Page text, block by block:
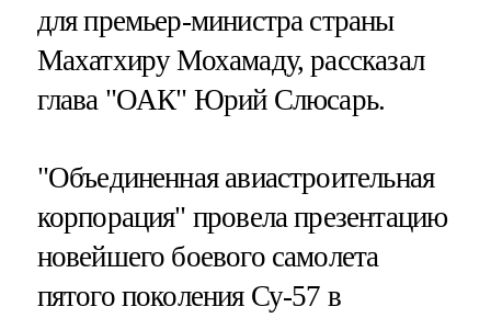
для премьер-министра страны
Махатхиру Мохамаду, рассказал
глава "ОАК" Юрий Слюсарь.
"Объединенная авиастроительная
корпорация" провела презентацию
новейшего боевого самолета
пятого поколения Су-57 в